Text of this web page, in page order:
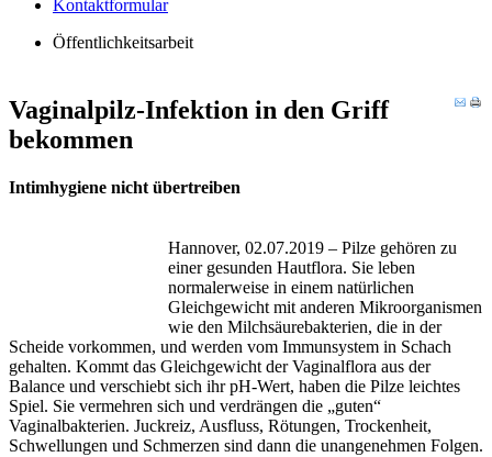
Kontaktformular
Öffentlichkeitsarbeit
Vaginalpilz-Infektion in den Griff
bekommen
Intimhygiene nicht übertreiben
Hannover, 02.07.2019 – Pilze gehören zu
einer gesunden Hautflora. Sie leben
normalerweise in einem natürlichen
Gleichgewicht mit anderen Mikroorganismen
wie den Milchsäurebakterien, die in der
Scheide vorkommen, und werden vom Immunsystem in Schach
gehalten. Kommt das Gleichgewicht der Vaginalflora aus der
Balance und verschiebt sich ihr pH-Wert, haben die Pilze leichtes
Spiel. Sie vermehren sich und verdrängen die „guten“
Vaginalbakterien. Juckreiz, Ausfluss, Rötungen, Trockenheit,
Schwellungen und Schmerzen sind dann die unangenehmen Folgen.